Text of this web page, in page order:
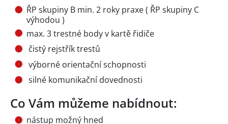
ŘP skupiny B min. 2 roky praxe ( ŘP skupiny C
výhodou )
max. 3 trestné body v kartě řidiče
čistý rejstřík trestů
výborné orientační schopnosti
silné komunikační dovednosti
Co Vám můžeme nabídnout:
nástup možný hned